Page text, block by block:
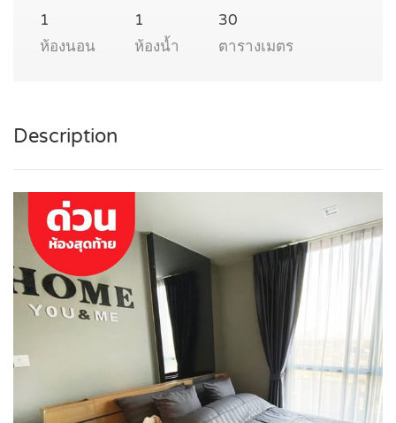
1
ห้องนอน
1
ห้องน้ำ
30
ตารางเมตร
Description